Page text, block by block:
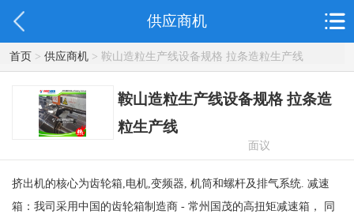
供应商机
首页> 供应商机> 鞍山造粒生产线设备规格 拉条造粒生产线
鞍山造粒生产线设备规格 拉条造
粒生产线
面议
挤出机的核心为齿轮箱,电机,变频器, 机筒和螺杆及排气系统. 减速
箱：我司采用中国的齿轮箱制造商 - 常州国茂的高扭矩减速箱， 同